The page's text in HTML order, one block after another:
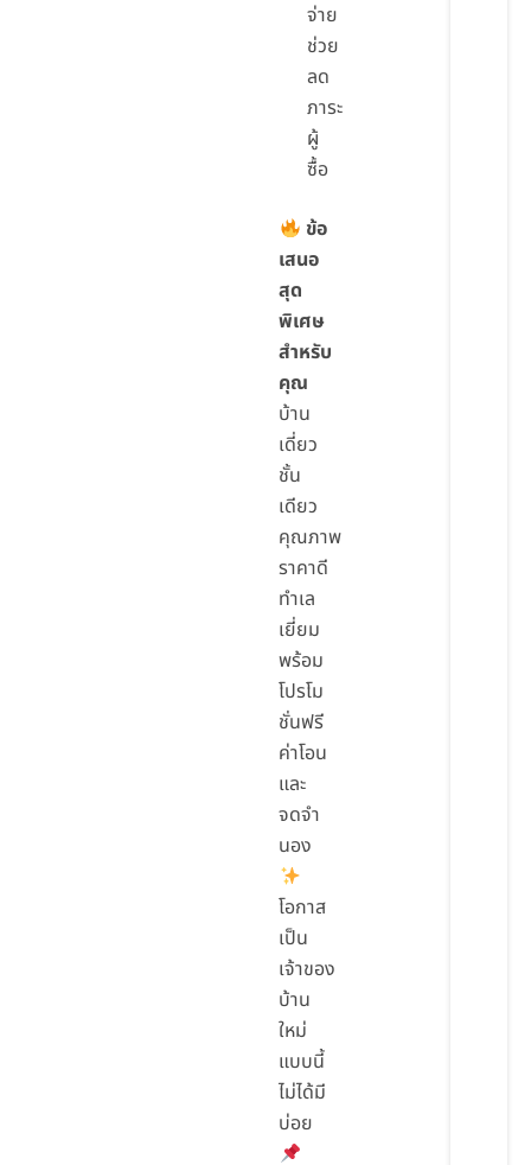
จ่าย
ช่วย
ลด
ภาระ
ผู้
ซื้อ
ข้อ
เสนอ
สุด
พิเศษ
สำหรับ
คุณ
บ้าน
เดี่ยว
ชั้น
เดียว
คุณภาพ
ราคาดี
ทำเล
เยี่ยม
พร้อม
โปรโม
ชั่นฟรี
ค่าโอน
และ
จดจำ
นอง
โอกาส
เป็น
เจ้าของ
บ้าน
ใหม่
แบบนี้
ไม่ได้มี
บ่อย